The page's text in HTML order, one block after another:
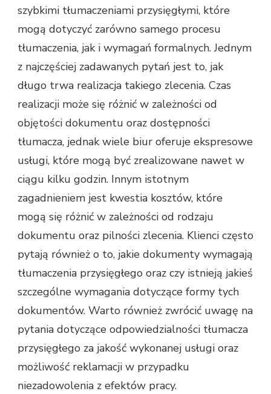
szybkimi tłumaczeniami przysięgłymi, które
mogą dotyczyć zarówno samego procesu
tłumaczenia, jak i wymagań formalnych. Jednym
z najczęściej zadawanych pytań jest to, jak
długo trwa realizacja takiego zlecenia. Czas
realizacji może się różnić w zależności od
objętości dokumentu oraz dostępności
tłumacza, jednak wiele biur oferuje ekspresowe
usługi, które mogą być zrealizowane nawet w
ciągu kilku godzin. Innym istotnym
zagadnieniem jest kwestia kosztów, które
mogą się różnić w zależności od rodzaju
dokumentu oraz pilności zlecenia. Klienci często
pytają również o to, jakie dokumenty wymagają
tłumaczenia przysięgłego oraz czy istnieją jakieś
szczególne wymagania dotyczące formy tych
dokumentów. Warto również zwrócić uwagę na
pytania dotyczące odpowiedzialności tłumacza
przysięgłego za jakość wykonanej usługi oraz
możliwość reklamacji w przypadku
niezadowolenia z efektów pracy.